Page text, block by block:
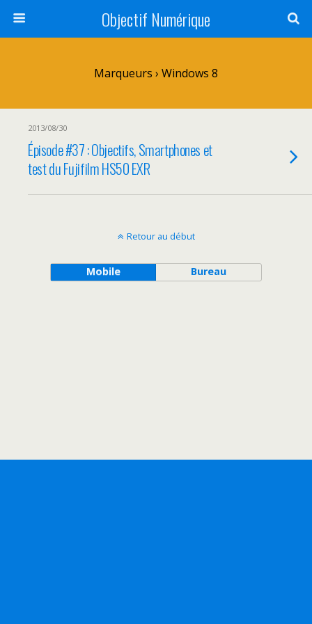
Objectif Numérique
Marqueurs › Windows 8
2013/08/30
Épisode #37 : Objectifs, Smartphones et
test du Fujifilm HS50 EXR
Retour au début
Mobile Bureau